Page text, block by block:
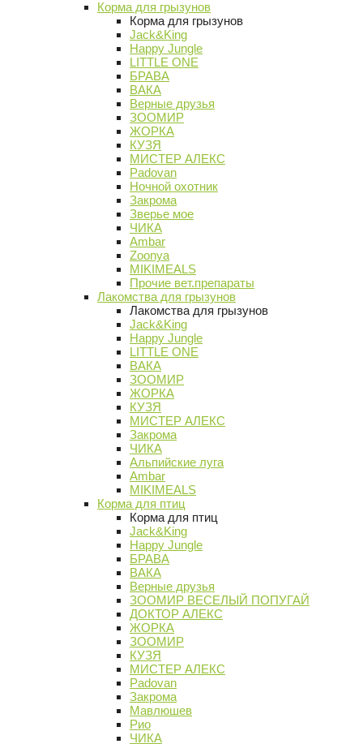
Корма для грызунов
Корма для грызунов
Jack&King
Happy Jungle
LITTLE ONE
БРАВА
ВАКА
Верные друзья
ЗООМИР
ЖОРКА
КУЗЯ
МИСТЕР АЛЕКС
Padovan
Ночной охотник
Закрома
Зверье мое
ЧИКА
Ambar
Zoonya
MIKIMEALS
Прочие вет.препараты
Лакомства для грызунов
Лакомства для грызунов
Jack&King
Happy Jungle
LITTLE ONE
ВАКА
ЗООМИР
ЖОРКА
КУЗЯ
МИСТЕР АЛЕКС
Закрома
ЧИКА
Альпийские луга
Ambar
MIKIMEALS
Корма для птиц
Корма для птиц
Jack&King
Happy Jungle
БРАВА
ВАКА
Верные друзья
ЗООМИР ВЕСЕЛЫЙ ПОПУГАЙ
ДОКТОР АЛЕКС
ЖОРКА
ЗООМИР
КУЗЯ
МИСТЕР АЛЕКС
Padovan
Закрома
Мавлюшев
Рио
ЧИКА